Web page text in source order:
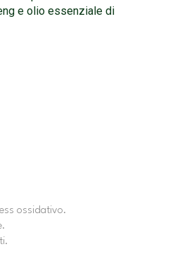
e olio essenziale di
ossidativo.